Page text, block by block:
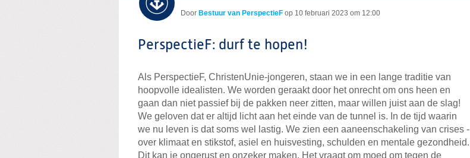
Door Bestuur van PerspectieF op 10 februari 2023 om 12:00
PerspectieF: durf te hopen!
Als PerspectieF, ChristenUnie-jongeren, staan we in een lange traditie van
hoopvolle idealisten. We worden geraakt door het onrecht om ons heen en
gaan dan niet passief bij de pakken neer zitten, maar willen juist aan de slag!
We geloven dat er altijd licht aan het einde van de tunnel is. In de tijd waarin
we nu leven is dat soms wel lastig. We zien een aaneenschakeling van crises -
over klimaat en stikstof, asiel en huisvesting, schulden en mentale gezondheid.
Dit kan je ongerust en onzeker maken. Het vraagt om moed om tegen de